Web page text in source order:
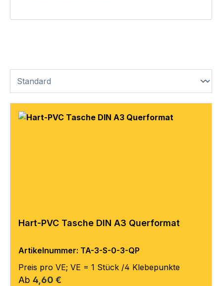
Hart-PVC Tasche DIN A3 Querformat
Artikelnummer: TA-3-S-0-3-QP
Preis pro VE; VE = 1 Stück /4 Klebepunkte
Regulärer Preis:
Ab 4,60 €